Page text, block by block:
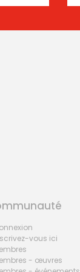
vous ici
- œuvres